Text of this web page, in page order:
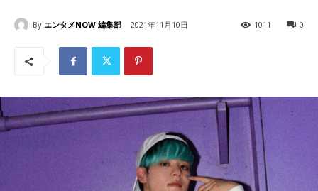
By エンタメNOW 編集部 2021年11月10日 0
1011